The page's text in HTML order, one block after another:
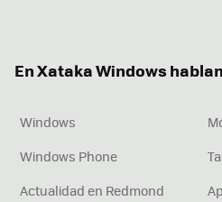
En Xataka Windows
Windows
Windows Phone
Actualidad en Redmond